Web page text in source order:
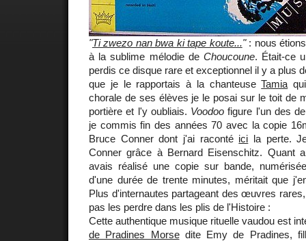
"Ti zwezo nan bwa ki tape koute...": nous
à la sublime mélodie de Choucoune. Était-ce
perdis ce disque rare et exceptionnel il y a plus
que je le rapportais à la chanteuseTamia
chorale de ses élèves je le posai sur le toit de
portière et l'y oubliais. Voodoo figure l'un des
je commis fin des années 70 avec la copie
Bruce Conner dont j'ai raconté ici la perte.
Conner grâce à Bernard Eisenschitz. Quant
avais réalisé une copie sur bande,
d'une durée de trente minutes, méritait que
Plus d'internautes partageant des œuvres
pas les perdre dans les plis de l'Histoire :
Cette authentique musique rituelle vaudou est
de Pradines Morsedite Emy de Pradines,